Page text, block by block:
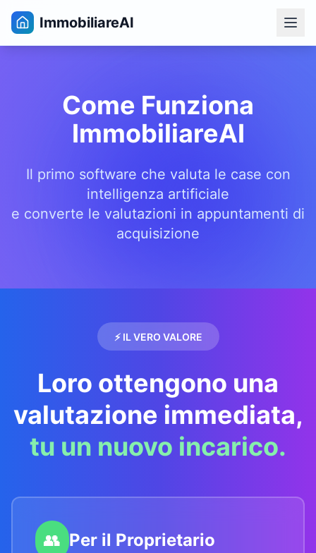
ImmobiliareAI
Come Funziona
ImmobiliareAI
Il primo software che valuta le case con
intelligenza artificiale
e converte le valutazioni in appuntamenti di
acquisizione
⚡ IL VERO VALORE
Loro ottengono una
valutazione immediata,
tu un nuovo incarico.
👥 Per il Proprietario